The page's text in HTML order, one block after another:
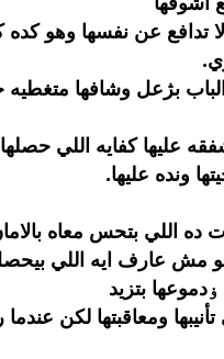
تدافع عن نفسها وهو كده
بژعل وشافها
عليها كفايه اللي
ونده عليها.
اللي بتحس معاه
مش عارف ايه اللي
بتزيد
ومعاقبتها لكن عندما